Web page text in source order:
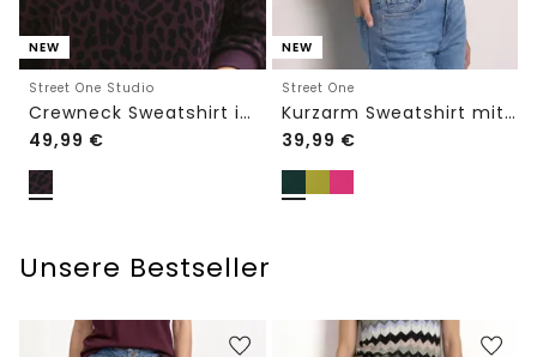
NEW
Street One Studio
Crewneck Sweatshirt im Loose Fit
49,99 €
NEW
Street One
Kurzarm Sweatshirt mit Rundhals
39,99 €
Unsere Bestseller